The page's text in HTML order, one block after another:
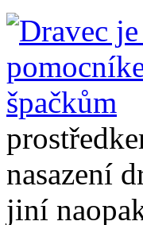
nasazení
jiní